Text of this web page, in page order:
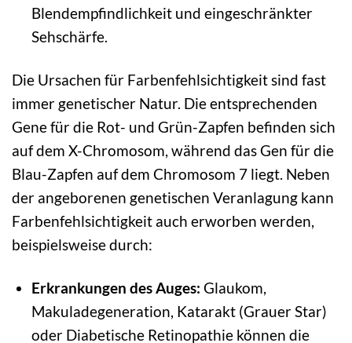
Blendempfindlichkeit und eingeschränkter
Sehschärfe.
Die Ursachen für Farbenfehlsichtigkeit sind fast
immer genetischer Natur. Die entsprechenden
Gene für die Rot- und Grün-Zapfen befinden sich
auf dem X-Chromosom, während das Gen für die
Blau-Zapfen auf dem Chromosom 7 liegt. Neben
der angeborenen genetischen Veranlagung kann
Farbenfehlsichtigkeit auch erworben werden,
beispielsweise durch:
Erkrankungen des Auges: Glaukom,
Makuladegeneration, Katarakt (Grauer Star)
oder Diabetische Retinopathie können die